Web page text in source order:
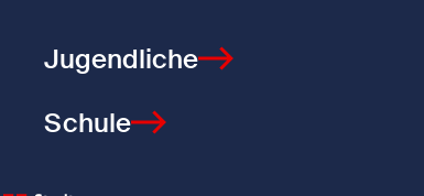
Jugendliche
Schule